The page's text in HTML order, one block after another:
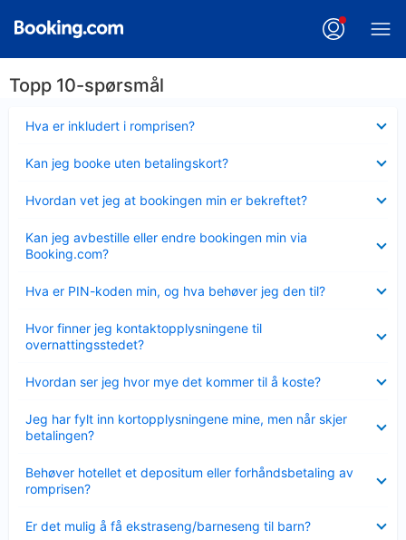
Topp 10-spørsmål
Hva er inkludert i romprisen?
mindre
Kan jeg booke uten betalingskort?
mindre
Hvordan vet jeg at bookingen min er bekreftet?
mindre
Kan jeg avbestille eller endre bookingen min via
Booking.com?
mindre
Hva er PIN-koden min, og hva behøver jeg den til?
mindre
Hvor finner jeg kontaktopplysningene til
overnattingsstedet?
mindre
Hvordan ser jeg hvor mye det kommer til å koste?
mindre
Jeg har fylt inn kortopplysningene mine, men når skjer
betalingen?
mindre
Behøver hotellet et depositum eller forhåndsbetaling av
romprisen?
mindre
Er det mulig å få ekstraseng/barneseng til barn?
mindre